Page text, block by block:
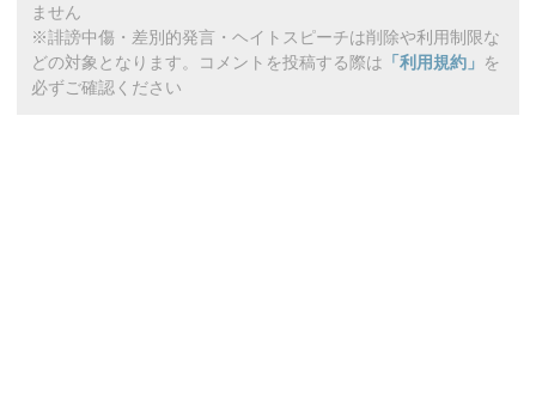
ません
※誹謗中傷・差別的発言・ヘイトスピーチは削除や利用制限な
どの対象となります。コメントを投稿する際は 「利用規約」 を
必ずご確認ください